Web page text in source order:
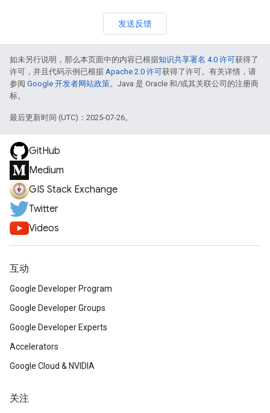
发送反馈
如未另行说明，那么本页面中的内容已根据知识共享署名 4.0 许可获得了
许可，并且代码示例已根据 Apache 2.0 许可获得了许可。有关详情，请
参阅 Google 开发者网站政策。Java 是 Oracle 和/或其关联公司的注册商
标。
最后更新时间 (UTC)：2025-07-26。
GitHub
Medium
GIS Stack Exchange
Twitter
Videos
互动
Google Developer Program
Google Developer Groups
Google Developer Experts
Accelerators
Google Cloud & NVIDIA
关注